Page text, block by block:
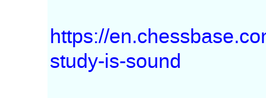
https://
study-is-sound